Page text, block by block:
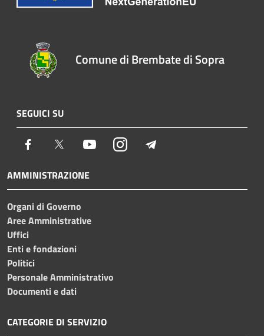
Comune di Brembate di Sopra
SEGUICI SU
Facebook Twitter YoutubeInstagram
AMMINISTRAZIONE
Organi di Governo
Aree Amministrative
Uffici
Enti e fondazioni
Politici
Personale Amministrativo
Documenti e dati
CATEGORIE DI SERVIZIO